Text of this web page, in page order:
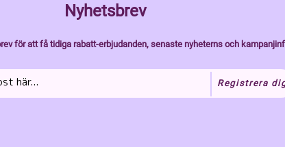
Nyhetsbrev
för att få tidiga rabatt-erbjudanden, senaste nyheterns och
Registrera